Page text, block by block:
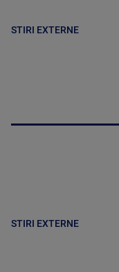
STIRI EXTERNE
STIRI EXTERNE